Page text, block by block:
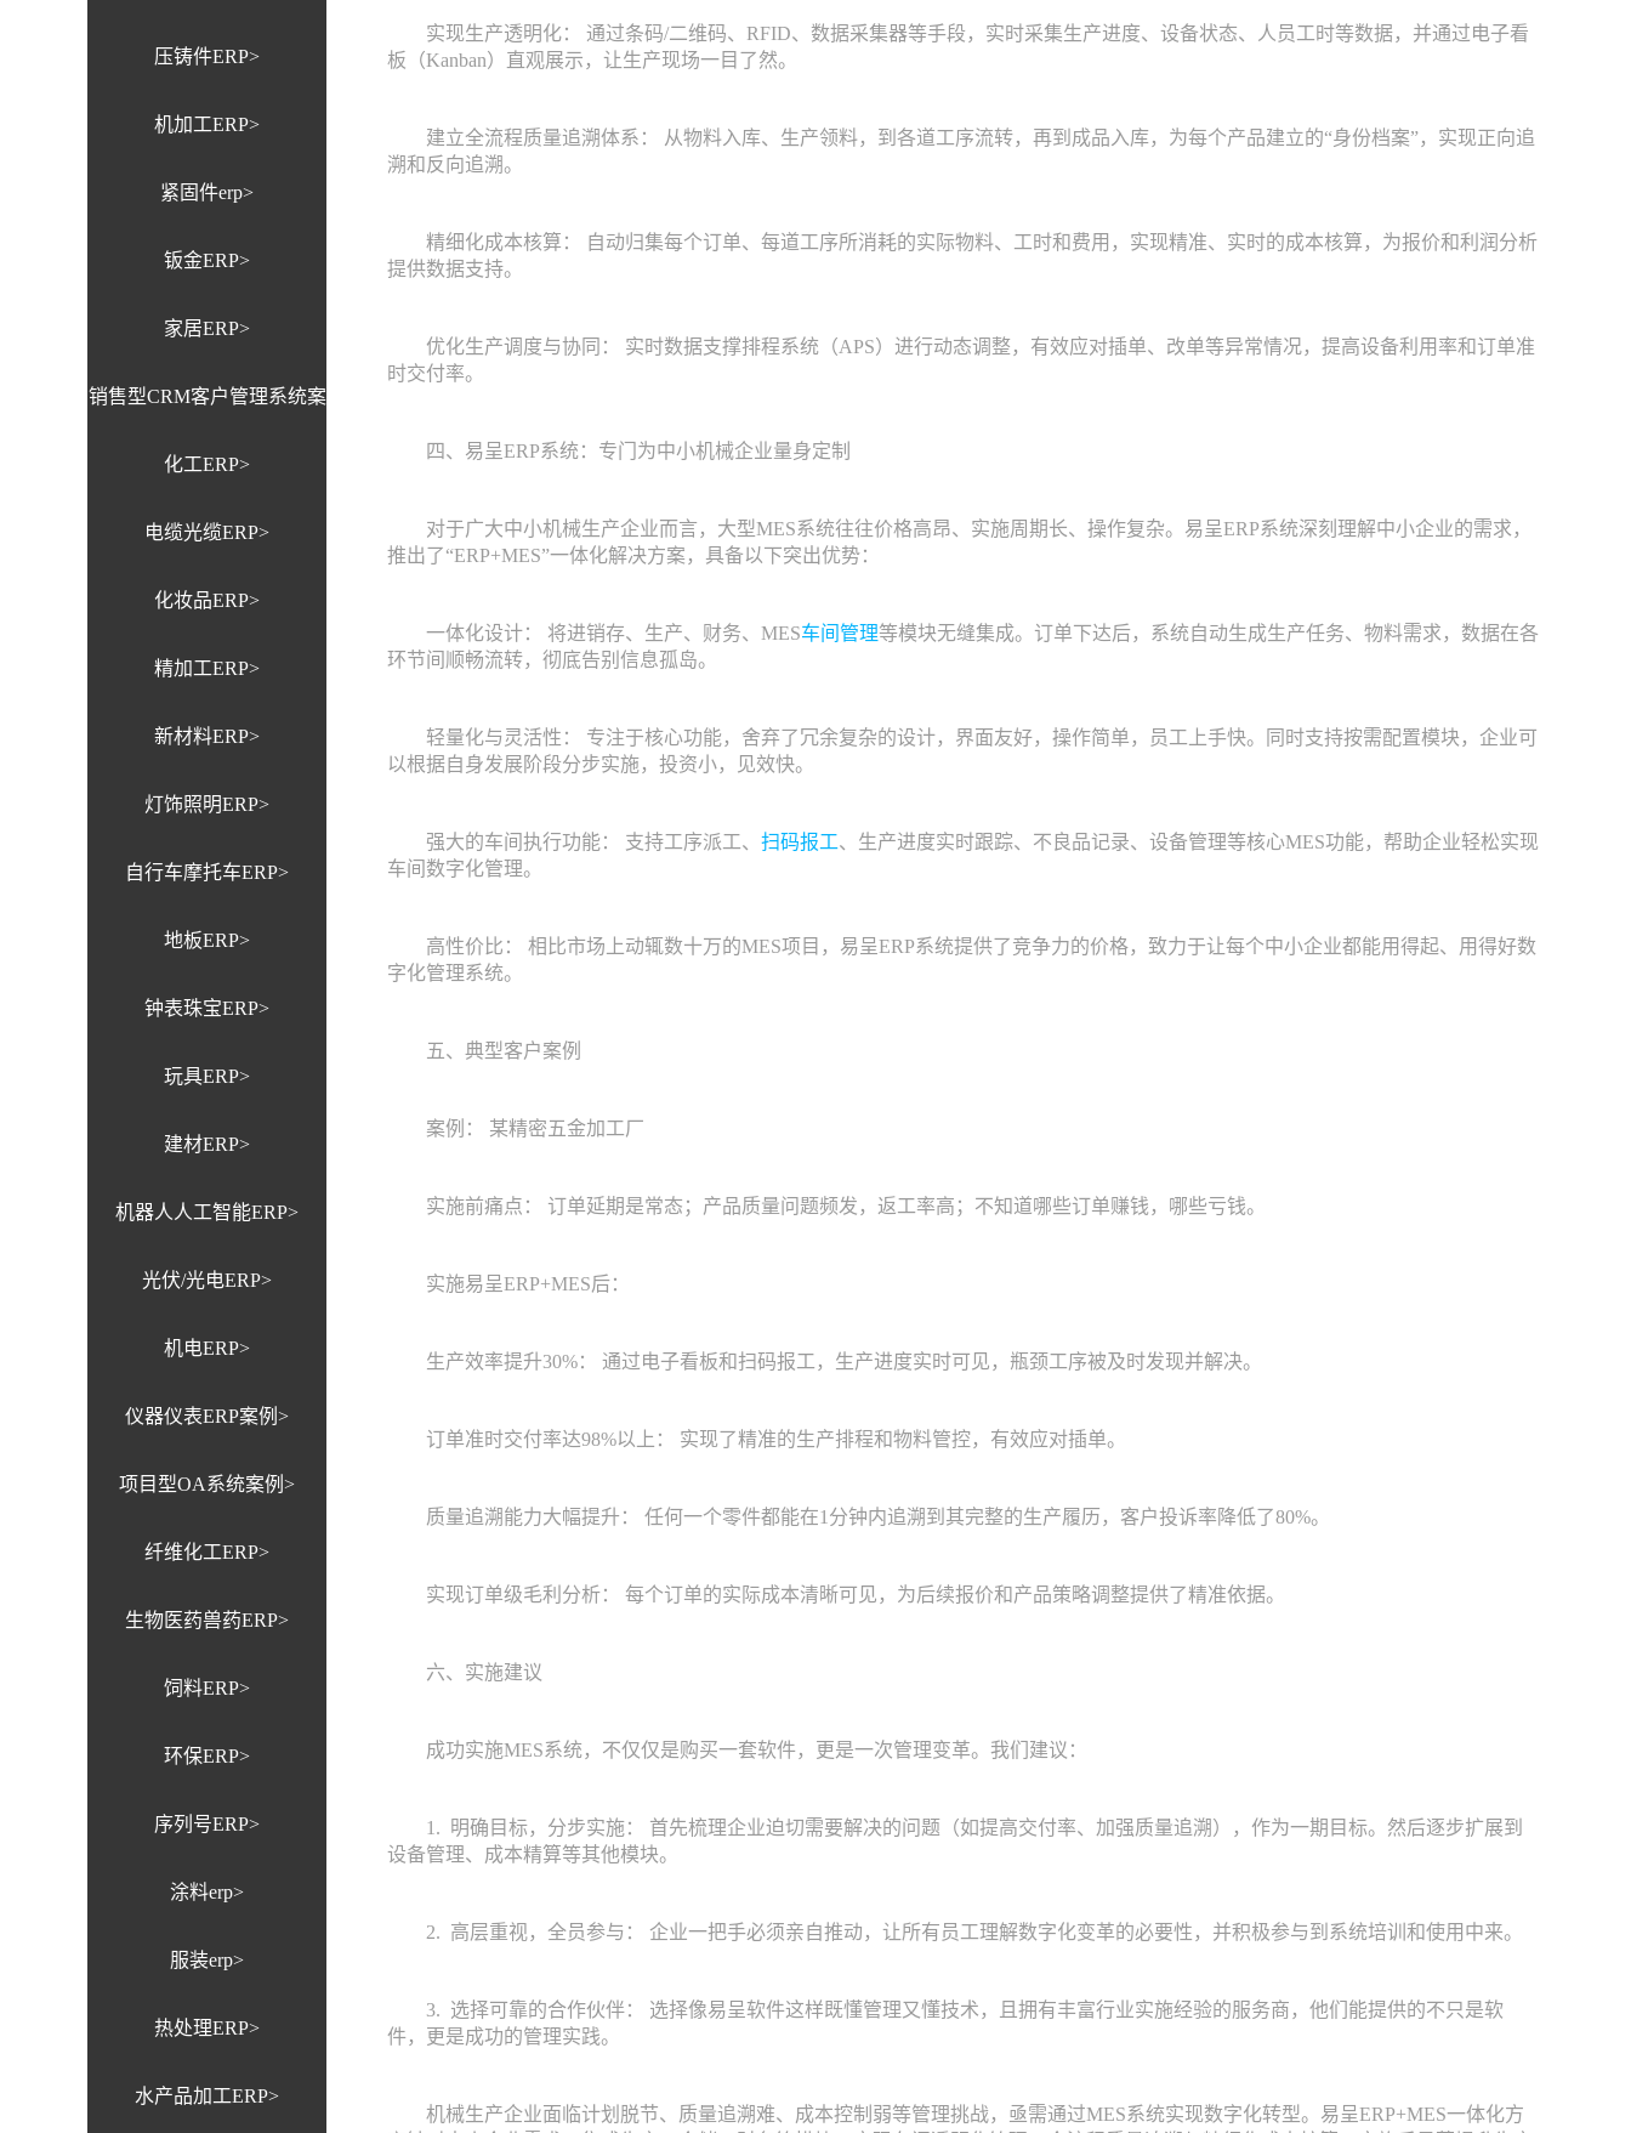
压铸件ERP>
机加工ERP>
紧固件erp>
钣金ERP>
家居ERP>
销售型CRM客户管理系统案
例>
化工ERP>
电缆光缆ERP>
化妆品ERP>
精加工ERP>
新材料ERP>
灯饰照明ERP>
自行车摩托车ERP>
地板ERP>
钟表珠宝ERP>
玩具ERP>
建材ERP>
机器人人工智能ERP>
光伏/光电ERP>
机电ERP>
仪器仪表ERP案例>
项目型OA系统案例>
纤维化工ERP>
生物医药兽药ERP>
饲料ERP>
环保ERP>
序列号ERP>
涂料erp>
服装erp>
热处理ERP>
水产品加工ERP>
实现生产透明化： 通过条码/二维码、RFID、数据采集器等手段，实时采集生产进度、设备状态、人员工时等数据，并通过电子看
板（Kanban）直观展示，让生产现场一目了然。
建立全流程质量追溯体系： 从物料入库、生产领料，到各道工序流转，再到成品入库，为每个产品建立的“身份档案”，实现正向追
溯和反向追溯。
精细化成本核算： 自动归集每个订单、每道工序所消耗的实际物料、工时和费用，实现精准、实时的成本核算，为报价和利润分析
提供数据支持。
优化生产调度与协同： 实时数据支撑排程系统（APS）进行动态调整，有效应对插单、改单等异常情况，提高设备利用率和订单准
时交付率。
四、易呈ERP系统：专门为中小机械企业量身定制
对于广大中小机械生产企业而言，大型MES系统往往价格高昂、实施周期长、操作复杂。易呈ERP系统深刻理解中小企业的需求，
推出了“ERP+MES”一体化解决方案，具备以下突出优势：
一体化设计： 将进销存、生产、财务、MES车间管理等模块无缝集成。订单下达后，系统自动生成生产任务、物料需求，数据在各
环节间顺畅流转，彻底告别信息孤岛。
轻量化与灵活性： 专注于核心功能，舍弃了冗余复杂的设计，界面友好，操作简单，员工上手快。同时支持按需配置模块，企业可
以根据自身发展阶段分步实施，投资小，见效快。
强大的车间执行功能： 支持工序派工、 扫码报工、生产进度实时跟踪、不良品记录、设备管理等核心MES功能，帮助企业轻松实现
车间数字化管理。
高性价比： 相比市场上动辄数十万的MES项目，易呈ERP系统提供了竞争力的价格，致力于让每个中小企业都能用得起、用得好数
字化管理系统。
五、典型客户案例
案例： 某精密五金加工厂
实施前痛点： 订单延期是常态；产品质量问题频发，返工率高；不知道哪些订单赚钱，哪些亏钱。
实施易呈ERP+MES后：
生产效率提升30%： 通过电子看板和扫码报工，生产进度实时可见，瓶颈工序被及时发现并解决。
订单准时交付率达98%以上： 实现了精准的生产排程和物料管控，有效应对插单。
质量追溯能力大幅提升： 任何一个零件都能在1分钟内追溯到其完整的生产履历，客户投诉率降低了80%。
实现订单级毛利分析： 每个订单的实际成本清晰可见，为后续报价和产品策略调整提供了精准依据。
六、实施建议
成功实施MES系统，不仅仅是购买一套软件，更是一次管理变革。我们建议：
1. 明确目标，分步实施： 首先梳理企业迫切需要解决的问题（如提高交付率、加强质量追溯），作为一期目标。然后逐步扩展到
设备管理、成本精算等其他模块。
2. 高层重视，全员参与： 企业一把手必须亲自推动，让所有员工理解数字化变革的必要性，并积极参与到系统培训和使用中来。
3. 选择可靠的合作伙伴： 选择像易呈软件这样既懂管理又懂技术，且拥有丰富行业实施经验的服务商，他们能提供的不只是软
件，更是成功的管理实践。
机械生产企业面临计划脱节、质量追溯难、成本控制弱等管理挑战，亟需通过MES系统实现数字化转型。易呈ERP+MES一体化方